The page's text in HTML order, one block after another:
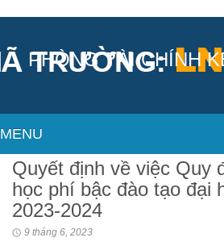
PHÒNG TÀI CHÍNH
MENU
Quyết định về việc Quy
học phí bậc đào tạo đại
2023-2024
9 tháng 6, 2023